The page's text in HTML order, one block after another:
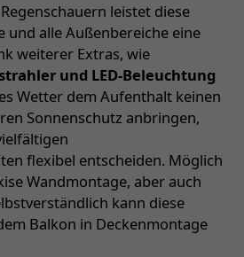
leistet diese
und alle Außenbereiche eine
weiterer Extras, wie
und LED-Beleuchtung
Wetter dem Aufenthalt keinen
Sonnenschutz anbringen,
flexibel entscheiden. Möglich
Wandmontage, aber auch
kann diese
Balkon in Deckenmontage